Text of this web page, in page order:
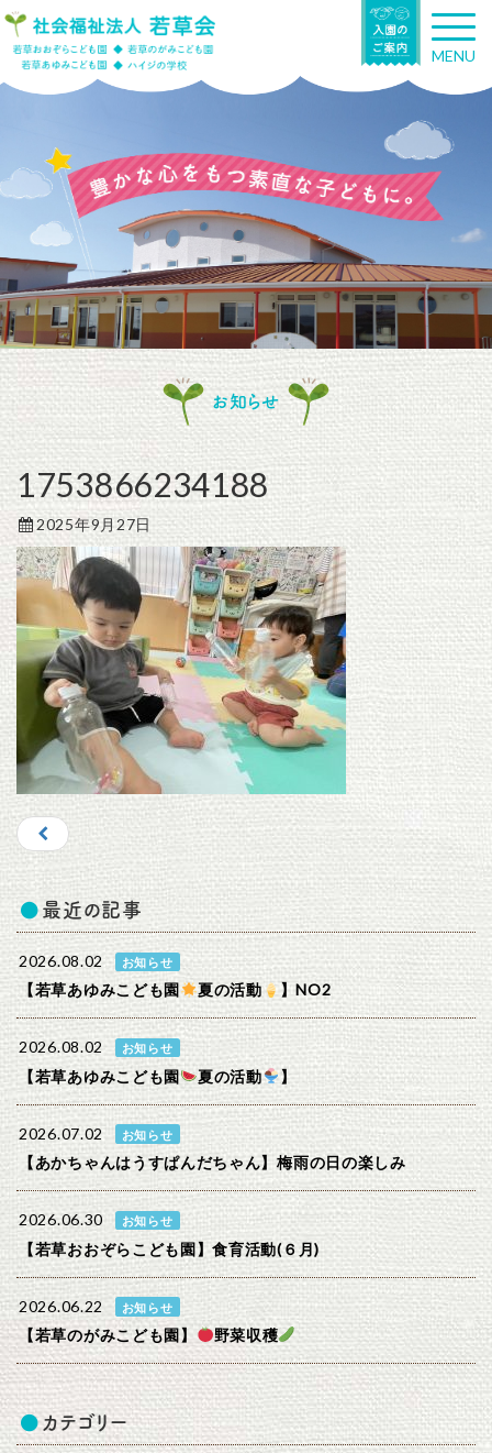
T
o
g
n
g
a
t
n
MENU
お知らせ
1753866234188
2025年9月27日
最近の記事
2026.08.02 お知らせ
【若草あゆみこども園 夏の活動 】NO2
2026.08.02 お知らせ
【若草あゆみこども園 夏の活動 】
2026.07.02 お知らせ
【あかちゃんはうすぱんだちゃん】梅雨の日の楽しみ
2026.06.30 お知らせ
【若草おおぞらこども園】食育活動(６月)
2026.06.22 お知らせ
【若草のがみこども園】 野菜収穫
カテゴリー